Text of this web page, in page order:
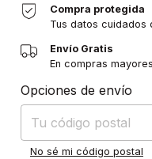
Compra protegida
Tus datos cuidados
Envío Gratis
En compras
Entregas para el CP:
Opciones de envío
No sé mi código postal